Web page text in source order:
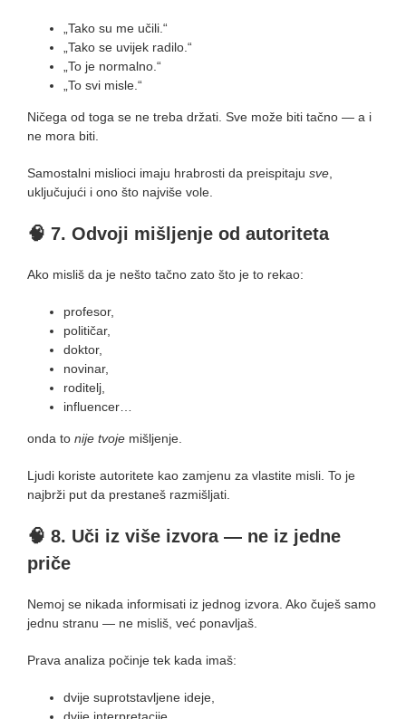
„Tako su me učili.“
„Tako se uvijek radilo.“
„To je normalno.“
„To svi misle.“
Ničega od toga se ne treba držati. Sve može biti tačno — a i
ne mora biti.
Samostalni mislioci imaju hrabrosti da preispitaju sve
uključujući i ono što najviše vole.
🧠 7. Odvoji mišljenje od autoriteta
Ako misliš da je nešto tačno zato što je to rekao:
profesor,
političar,
doktor,
novinar,
roditelj,
influencer…
onda to nije tvoje mišljenje.
Ljudi koriste autoritete kao zamjenu za vlastite misli. To je
najbrži put da prestaneš razmišljati.
🧠 8. Uči iz više izvora — ne iz jedne
priče
Nemoj se nikada informisati iz jednog izvora. Ako čuješ samo
jednu stranu — ne misliš, već ponavljaš.
Prava analiza počinje tek kada imaš:
dvije suprotstavljene ideje,